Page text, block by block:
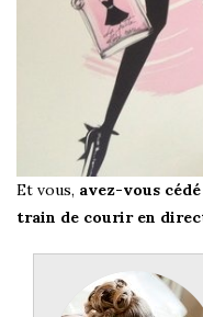
Et vous, avez-vous
train de courir en